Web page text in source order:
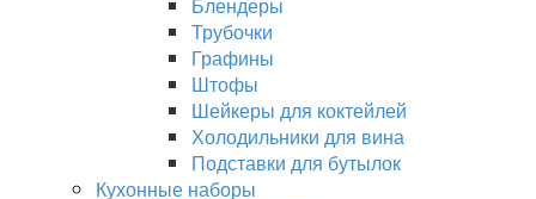
Трубочки
Графины
Штофы
Шейкеры для коктейлей
Холодильники для вина
Подставки для бутылок
Кухонные наборы